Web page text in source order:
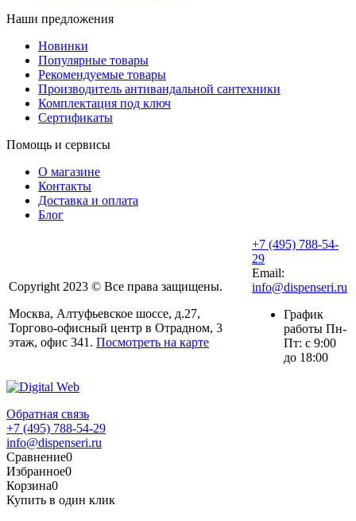
Наши предложения
Новинки
Популярные товары
Рекомендуемые товары
Производитель антивандальной сантехники
Комплектация под ключ
Сертификаты
Помощь и сервисы
О магазине
Контакты
Доставка и оплата
Блог
Copyright 2023 © Все права защищены.
Москва, Алтуфьевское шоссе, д.27,
Торгово-офисный центр в Отрадном, 3
этаж, офис 341. Посмотреть на карте
+7 (495) 788-54-
29
Email:
info@dispenseri.ru
График
работы Пн-
Пт: с 9:00
до 18:00
Обратная связь
+7 (495) 788-54-29
info@dispenseri.ru
Сравнение0
Избранное0
Корзина0
Купить в один клик